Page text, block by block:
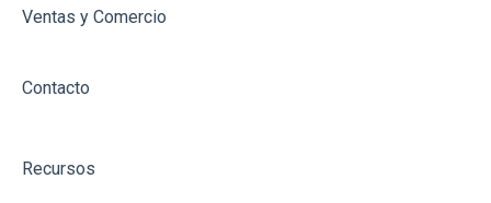
Ventas y Comercio
Contacto
Recursos